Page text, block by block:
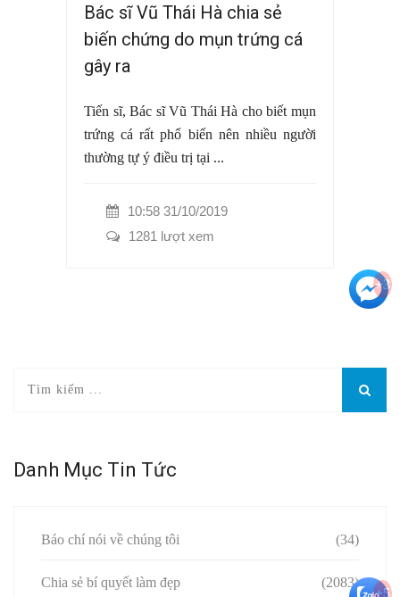
Bác sĩ Vũ Thái Hà chia sẻ
biến chứng do mụn trứng cá
gây ra
Tiến sĩ, Bác sĩ Vũ Thái Hà cho biết mụn
trứng cá rất phổ biến nên nhiều người
thường tự ý điều trị tại ...
10:58 31/10/2019
1281 lượt xem
Danh Mục Tin Tức
Báo chí nói về chúng tôi (34)
Chia sẻ bí quyết làm đẹp (2083)
+3
+5